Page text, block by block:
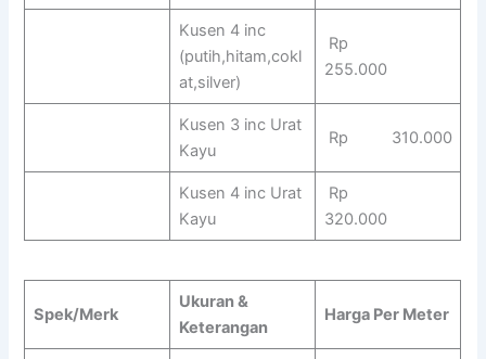
Kusen 4 inc
(putih,hitam,cokl
at,silver)
Rp
255.000
Kusen 3 inc Urat
Kayu
Rp 310.000
Kusen 4 inc Urat
Kayu
Rp
320.000
Spek/Merk
Ukuran &
Keterangan
Harga Per Meter